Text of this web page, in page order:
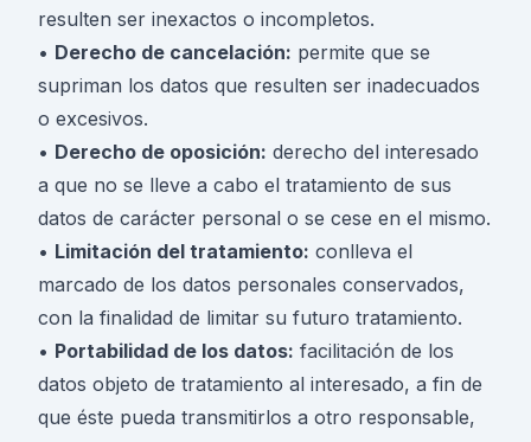
resulten ser inexactos o incompletos.
• Derecho de cancelación: permite que se
supriman los datos que resulten ser inadecuados
o excesivos.
• Derecho de oposición: derecho del interesado
a que no se lleve a cabo el tratamiento de sus
datos de carácter personal o se cese en el mismo.
• Limitación del tratamiento: conlleva el
marcado de los datos personales conservados,
con la finalidad de limitar su futuro tratamiento.
• Portabilidad de los datos: facilitación de los
datos objeto de tratamiento al interesado, a fin de
que éste pueda transmitirlos a otro responsable,